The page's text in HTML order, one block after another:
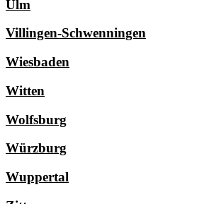
Ulm
Villingen-Schwenningen
Wiesbaden
Witten
Wolfsburg
Würzburg
Wuppertal